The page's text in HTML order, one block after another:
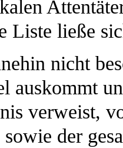
Liste ließe
nicht
auskommt
verweist,
der